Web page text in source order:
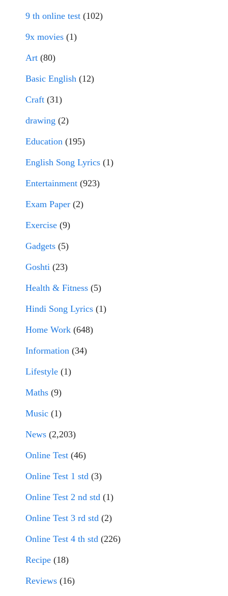
9 th online test (102)
9x movies (1)
Art (80)
Basic English (12)
Craft (31)
drawing (2)
Education (195)
English Song Lyrics (1)
Entertainment (923)
Exam Paper (2)
Exercise (9)
Gadgets (5)
Goshti (23)
Health & Fitness (5)
Hindi Song Lyrics (1)
Home Work (648)
Information (34)
Lifestyle (1)
Maths (9)
Music (1)
News (2,203)
Online Test (46)
Online Test 1 std (3)
Online Test 2 nd std (1)
Online Test 3 rd std (2)
Online Test 4 th std (226)
Recipe (18)
Reviews (16)